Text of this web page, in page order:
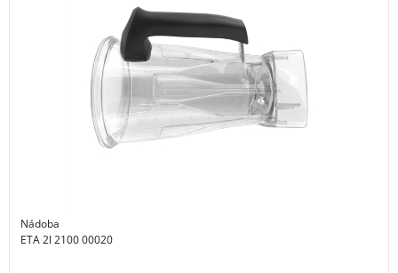
Nádoba
ETA 2l 2100 00020